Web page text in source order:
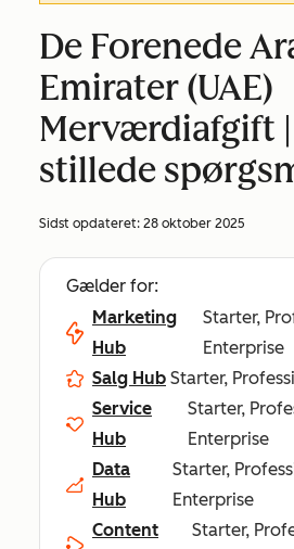
De Forenede
Emirater (UAE)
Merværdiafgift
stillede
Sidst opdateret: 28 oktober 2025
Gælder for:
Marketing
Hub
Starter,
Enterprise
Salg Hub Starter,
Service
Hub
Starter,
Enterprise
Data
Hub
Starter,
Enterprise
Content
Starter,